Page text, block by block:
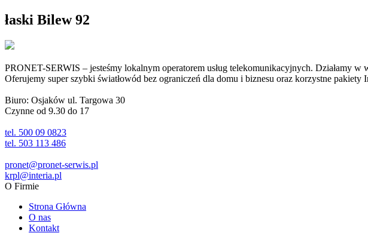
łaski Bilew 92
PRONET-SERWIS – jesteśmy lokalnym operatorem usług telekomunikacyjnych. Działamy
Oferujemy super szybki światłowód bez ograniczeń dla domu i biznesu oraz korzystne pakiety
Biuro: Osjaków ul. Targowa 30
Czynne od 9.30 do 17
tel. 500 09 0823
tel. 503 113 486
pronet@pronet-serwis.pl
krpl@interia.pl
O Firmie
Strona Główna
O nas
Kontakt